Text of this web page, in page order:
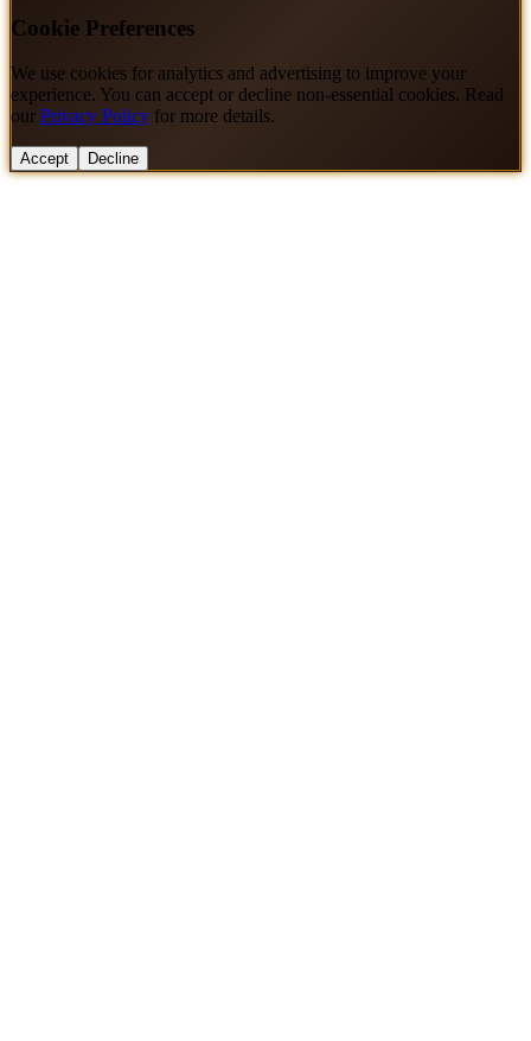
Cookie Preferences
We use cookies for analytics and advertising to improve your
experience. You can accept or decline non-essential cookies. Read
our Privacy Policy for more details.
Accept Decline